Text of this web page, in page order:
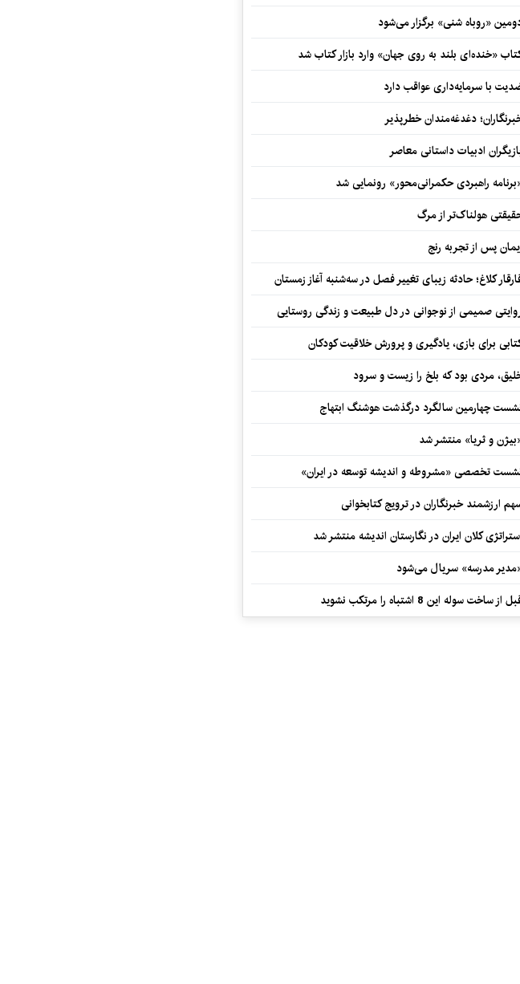
«روباه شنی» برگزار می‌شود
«خنده‌ای بلند به روی جهان» وارد بازار کتاب شد
با سرمایه‌داری عواقب دارد
دغدغه‌مندان خطرپذیر
ادبیات داستانی معاصر
راهبردی حکمرانی‌محور» رونمایی شد
هولناک‌تر از مرگ
پس از تجربه رنج
کلاغ؛ حادثه زیبای تغییر فصل در سه‌شنبه آغاز زمستان
صمیمی از نوجوانی در دل طبیعت و زندگی روستایی
برای بازی، یادگیری و پرورش خلاقیت کودکان
مردی بود که بلخ را زیست و سرود
چهارمین سالگرد درگذشت هوشنگ ابتهاج
و ثریا» منتشر شد
تخصصی «مشروطه و اندیشه توسعه در ایران»
ارزشمند خبرنگاران در ترویج کتابخوانی
کلان ایران در نگارستان اندیشه منتشر شد
مدرسه» سریال می‌شود
از ساخت سوله این 8 اشتباه را مرتکب نشوید